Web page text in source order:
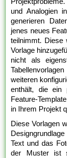
und Analogien
generieren
jenes neues
teilnimmt. Diese
Vorlage
nicht als
weiteren
enthält, die ein
Feature-
in Ihrem Projekt
Diese Vorlagen
Text und das
der Muster ist